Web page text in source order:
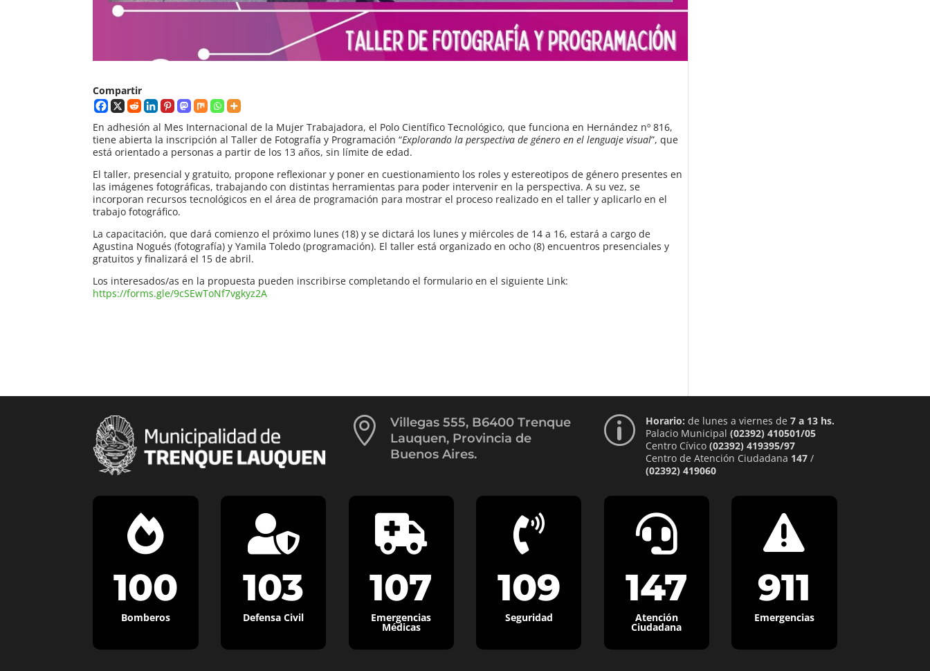
Compartir
En adhesión al Mes Internacional de la Mujer Trabajadora, el Polo Científico Tecnológico, que funciona en Hernández nº 816,
tiene abierta la inscripción al Taller de Fotografía y Programación “Explorando la perspectiva de género en el lenguaje visual”, que
está orientado a personas a partir de los 13 años, sin límite de edad.
El taller, presencial y gratuito, propone reflexionar y poner en cuestionamiento los roles y estereotipos de género presentes en
las imágenes fotográficas, trabajando con distintas herramientas para poder intervenir en la perspectiva. A su vez, se
incorporan recursos tecnológicos en el área de programación para mostrar el proceso realizado en el taller y aplicarlo en el
trabajo fotográfico.
La capacitación, que dará comienzo el próximo lunes (18) y se dictará los lunes y miércoles de 14 a 16, estará a cargo de
Agustina Nogués (fotografía) y Yamila Toledo (programación). El taller está organizado en ocho (8) encuentros presenciales y
gratuitos y finalizará el 15 de abril.
Los interesados/as en la propuesta pueden inscribirse completando el formulario en el siguiente Link:
https://forms.gle/9cSEwToNf7vgkyz2A

Villegas 555, B6400 Trenque
Lauquen, Provincia de
Buenos Aires.
p Horario: de lunes a viernes de 7 a 13 hs.
Palacio Municipal (02392) 410501/05
Centro Cívico (02392) 419395/97
Centro de Atención Ciudadana 147/
(02392) 419060

100
Bomberos

103
Defensa Civil

107
Emergencias
Médicas

109
Seguridad

147
Atención
Ciudadana

911
Emergencias